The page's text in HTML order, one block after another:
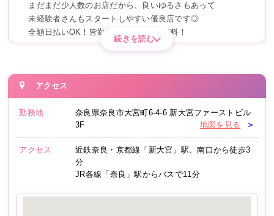
まだまだ少人数のお店だから、良いゆるさもあって
未経験者さんもスタートしやすい優良店です◎
全額日払いOK！皆勤手当あり！送り無料！
あなたをお迎えする準備はバッチリ出来ています★
続きを読む
アクセス
勤務地 奈良県奈良市大宮町6-4-6 新大宮ファーストビル
3F
地図を見る ＞
アクセス
近鉄奈良・京都線「新大宮」駅、南口から徒歩3
分
JR各線「奈良」駅からバスで11分